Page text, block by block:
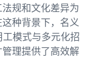
规和文化差异为
种背景下，名义
模式与多元化招
理提供了高效解